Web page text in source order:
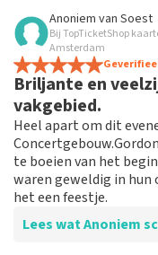
Beoordeling van Ria
TopTicketShop
Heel handig /
makkelijk met
nadat de mail
super handig en
Anoniem van Soest
Bij TopTicketShop
Amsterdam
Briljante en
vakgebied.
Heel apart om dit
te boeien van het
waren geweldig in hun
het een feestje.
Lees wat Anoniem